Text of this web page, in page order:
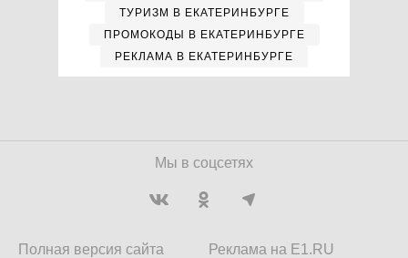
ТУРИЗМ В ЕКАТЕРИНБУРГЕ
ПРОМОКОДЫ В ЕКАТЕРИНБУРГЕ
РЕКЛАМА В ЕКАТЕРИНБУРГЕ
Мы в соцсетях
Полная версия сайта
Реклама на E1.RU